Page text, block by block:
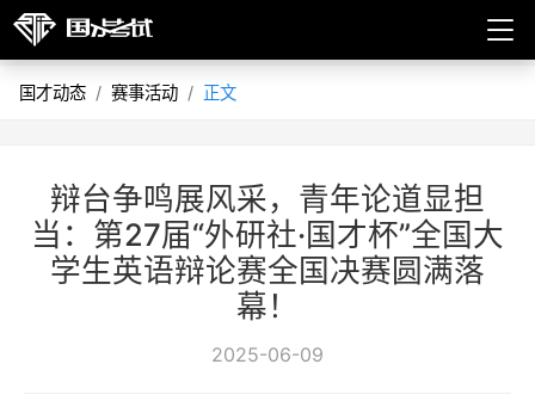
国才动态 赛事活动 正文
辩台争鸣展风采，青年论道显担
当：第27届“外研社·国才杯”全国大
学生英语辩论赛全国决赛圆满落
幕！
2025-06-09